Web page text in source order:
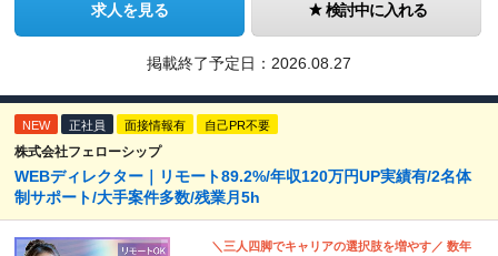
求人を見る 検討中に入れる
掲載終了予定日： 2026.08.27
NEW 正社員 面接情報有 自己PR不要
株式会社フェローシップ
WEBディレクター｜リモート89.2%/年収120万円UP実績有/2名体
制サポート/大手案件多数/残業月5h
＼三人四脚でキャリアの選択肢を増やす／ 数年